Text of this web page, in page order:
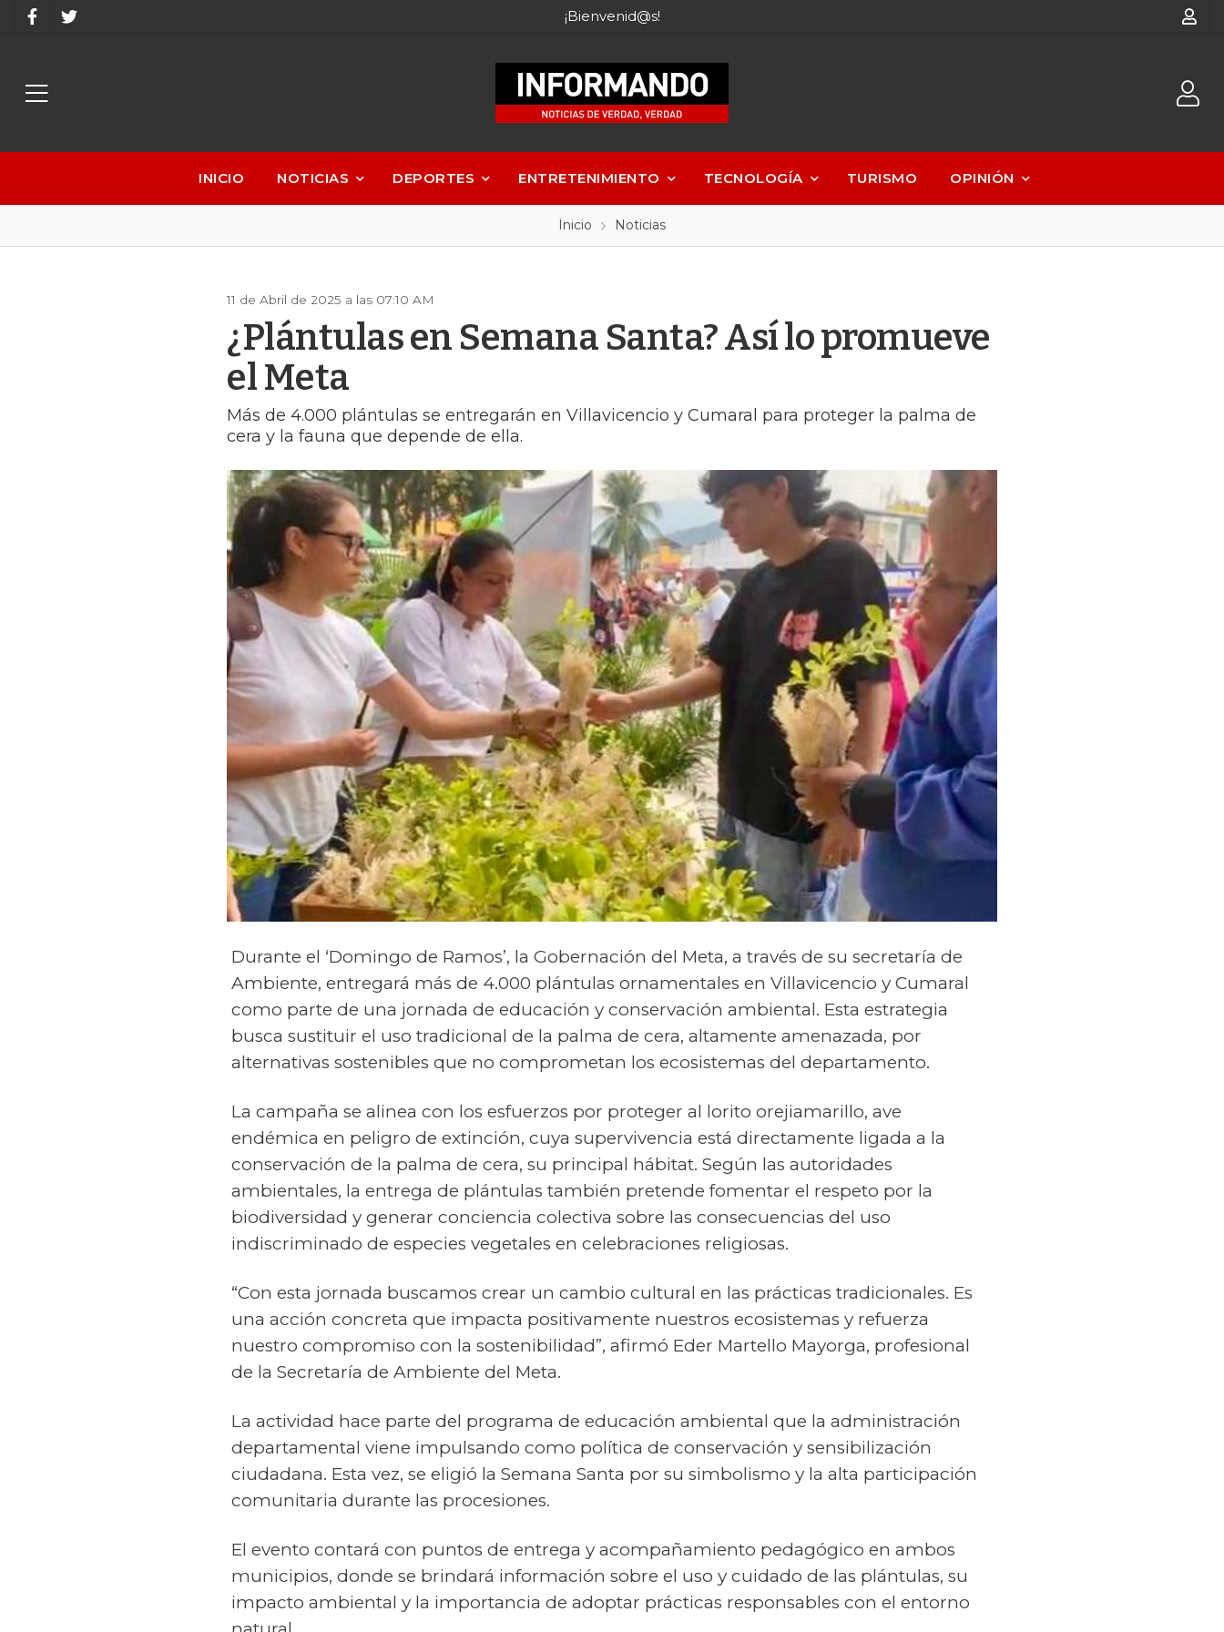
¡Bienvenid@s!
INICIO NOTICIAS DEPORTES ENTRETENIMIENTO TECNOLOGÍA TURISMO OPINIÓN
Inicio Noticias
11 de Abril de 2025 a las 07:10 AM
¿Plántulas en Semana Santa? Así lo promueve
el Meta
Más de 4.000 plántulas se entregarán en Villavicencio y Cumaral para proteger la palma de
cera y la fauna que depende de ella.
Durante el ‘Domingo de Ramos’, la Gobernación del Meta, a través de su secretaría de
Ambiente, entregará más de 4.000 plántulas ornamentales en Villavicencio y Cumaral
como parte de una jornada de educación y conservación ambiental. Esta estrategia
busca sustituir el uso tradicional de la palma de cera, altamente amenazada, por
alternativas sostenibles que no comprometan los ecosistemas del departamento.
La campaña se alinea con los esfuerzos por proteger al lorito orejiamarillo, ave
endémica en peligro de extinción, cuya supervivencia está directamente ligada a la
conservación de la palma de cera, su principal hábitat. Según las autoridades
ambientales, la entrega de plántulas también pretende fomentar el respeto por la
biodiversidad y generar conciencia colectiva sobre las consecuencias del uso
indiscriminado de especies vegetales en celebraciones religiosas.
“Con esta jornada buscamos crear un cambio cultural en las prácticas tradicionales. Es
una acción concreta que impacta positivamente nuestros ecosistemas y refuerza
nuestro compromiso con la sostenibilidad”, afirmó Eder Martello Mayorga, profesional
de la Secretaría de Ambiente del Meta.
La actividad hace parte del programa de educación ambiental que la administración
departamental viene impulsando como política de conservación y sensibilización
ciudadana. Esta vez, se eligió la Semana Santa por su simbolismo y la alta participación
comunitaria durante las procesiones.
El evento contará con puntos de entrega y acompañamiento pedagógico en ambos
municipios, donde se brindará información sobre el uso y cuidado de las plántulas, su
impacto ambiental y la importancia de adoptar prácticas responsables con el entorno